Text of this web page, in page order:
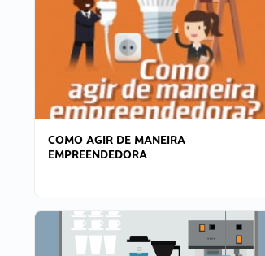
COMO AGIR DE MANEIRA
EMPREENDEDORA